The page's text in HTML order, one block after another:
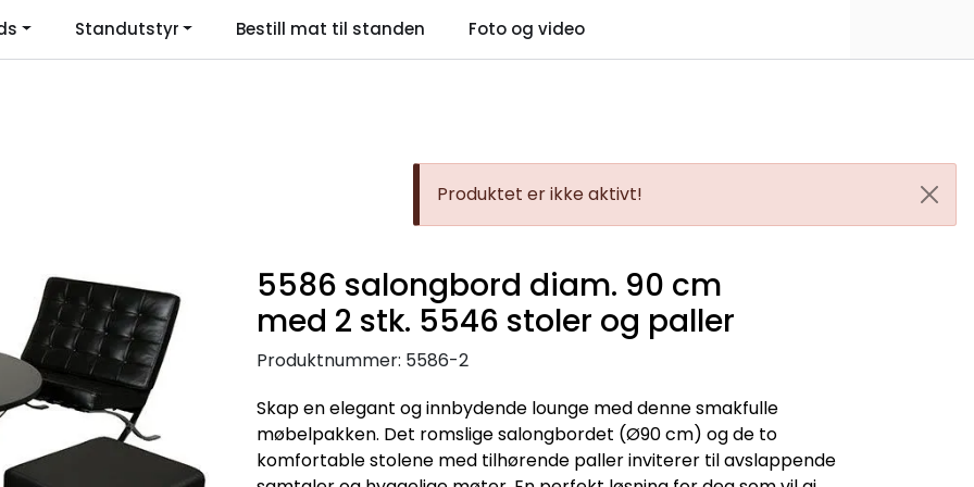
Language Praktisk informasjon
Standutstyr Bestill mat til standen Foto og video
Produktet er ikke aktivt!
5586 salongbord diam. 90 cm
med 2 stk. 5546 stoler og paller
Produktnummer: 5586-2
Skap en elegant og innbydende lounge med denne smakfulle
møbelpakken. Det romslige salongbordet (Ø90 cm) og de to
komfortable stolene med tilhørende paller inviterer til avslappende